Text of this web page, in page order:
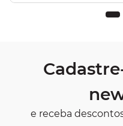
e receba